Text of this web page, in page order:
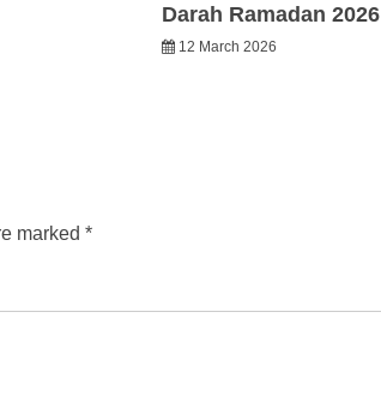
Darah Ramadan 2026
12 March 2026
marked *